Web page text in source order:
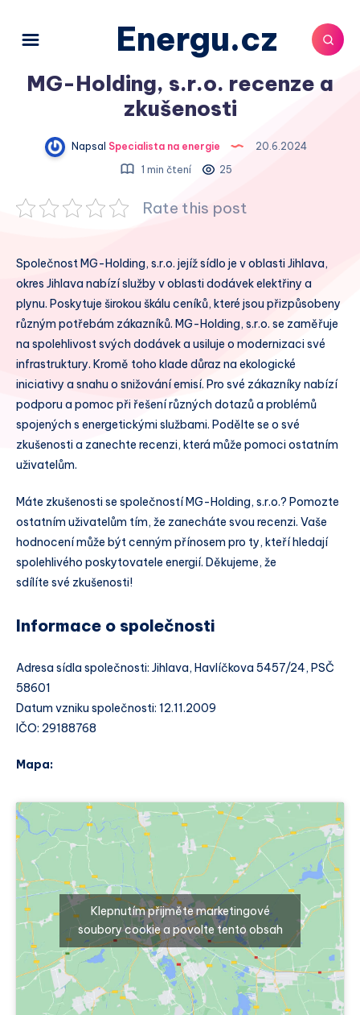
Energu.cz
MG-Holding, s.r.o. recenze a
zkušenosti
Napsal Specialista na energie
20.6.2024
1 min čtení
25
Rate this post
Společnost MG-Holding, s.r.o. jejíž sídlo je v oblasti Jihlava,
okres Jihlava nabízí služby v oblasti dodávek elektřiny a
plynu. Poskytuje širokou škálu ceníků, které jsou přizpůsobeny
různým potřebám zákazníků. MG-Holding, s.r.o. se zaměřuje
na spolehlivost svých dodávek a usiluje o modernizaci své
infrastruktury. Kromě toho klade důraz na ekologické
iniciativy a snahu o snižování emisí. Pro své zákazníky nabízí
podporu a pomoc při řešení různých dotazů a problémů
spojených s energetickými službami. Podělte se o své
zkušenosti a zanechte recenzi, která může pomoci ostatním
uživatelům.
Máte zkušenosti se společností MG-Holding, s.r.o.? Pomozte
ostatním uživatelům tím, že zanecháte svou recenzi. Vaše
hodnocení může být cenným přínosem pro ty, kteří hledají
spolehlivého poskytovatele energií. Děkujeme, že
sdílíte své zkušenosti!
Informace o společnosti
Adresa sídla společnosti: Jihlava, Havlíčkova 5457/24, PSČ
58601
Datum vzniku společnosti: 12.11.2009
IČO: 29188768
Mapa:
Klepnutím přijměte marketingové
soubory cookie a povolte tento obsah